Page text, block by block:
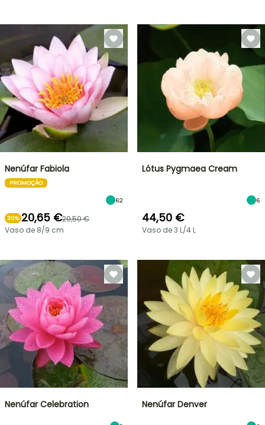
Nenúfar Fabiola
PROMOÇÃO
62
30% 20,65 €29,50 €
Vaso de 8/9 cm
Lótus Pygmaea Cream
6
44,50 €
Vaso de 3 L/4 L
Nenúfar Celebration Nenúfar Denver